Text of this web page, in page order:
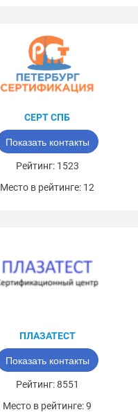
СЕРТ СПБ
Показать контакты
Рейтинг: 1523
Место в рейтинге: 12
ПЛАЗАТЕСТ
Показать контакты
Рейтинг: 8551
Место в рейтинге: 9